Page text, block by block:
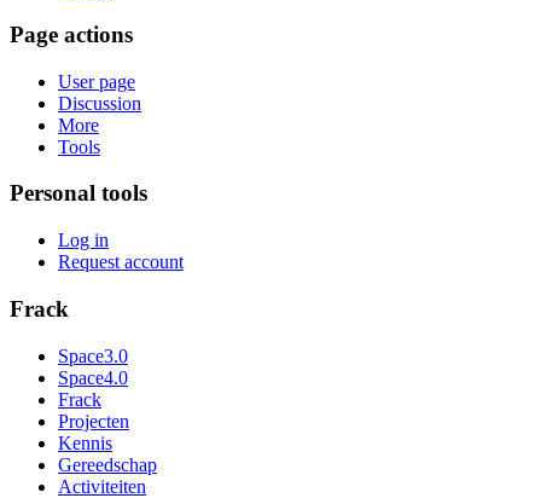
Page actions
User page
Discussion
More
Tools
Personal tools
Log in
Request account
Frack
Space3.0
Space4.0
Frack
Projecten
Kennis
Gereedschap
Activiteiten